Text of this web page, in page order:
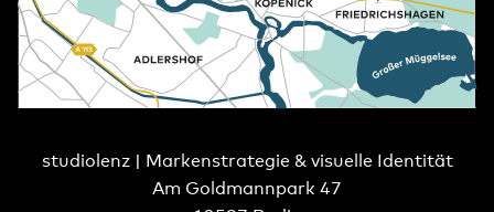
studiolenz | Markenstrategie & visuelle Identität
Am Goldmannpark 47